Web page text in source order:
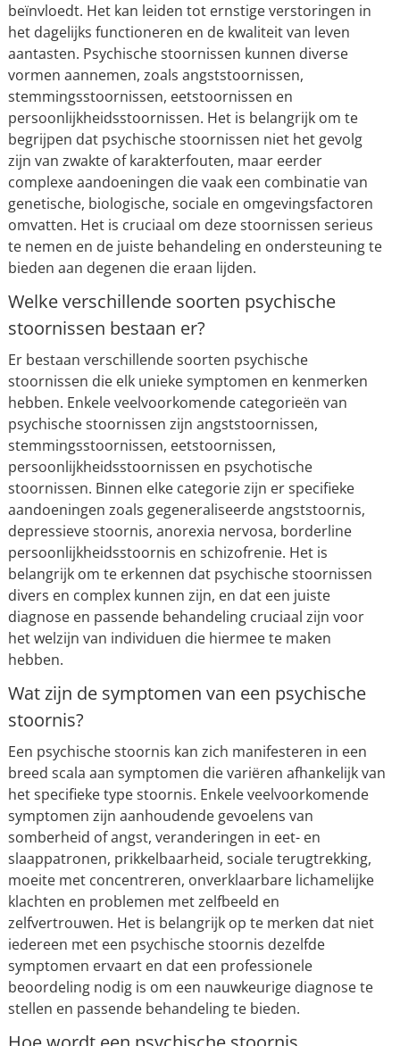
beïnvloedt. Het kan leiden tot ernstige verstoringen in
het dagelijks functioneren en de kwaliteit van leven
aantasten. Psychische stoornissen kunnen diverse
vormen aannemen, zoals angststoornissen,
stemmingsstoornissen, eetstoornissen en
persoonlijkheidsstoornissen. Het is belangrijk om te
begrijpen dat psychische stoornissen niet het gevolg
zijn van zwakte of karakterfouten, maar eerder
complexe aandoeningen die vaak een combinatie van
genetische, biologische, sociale en omgevingsfactoren
omvatten. Het is cruciaal om deze stoornissen serieus
te nemen en de juiste behandeling en ondersteuning te
bieden aan degenen die eraan lijden.
Welke verschillende soorten psychische
stoornissen bestaan er?
Er bestaan verschillende soorten psychische
stoornissen die elk unieke symptomen en kenmerken
hebben. Enkele veelvoorkomende categorieën van
psychische stoornissen zijn angststoornissen,
stemmingsstoornissen, eetstoornissen,
persoonlijkheidsstoornissen en psychotische
stoornissen. Binnen elke categorie zijn er specifieke
aandoeningen zoals gegeneraliseerde angststoornis,
depressieve stoornis, anorexia nervosa, borderline
persoonlijkheidsstoornis en schizofrenie. Het is
belangrijk om te erkennen dat psychische stoornissen
divers en complex kunnen zijn, en dat een juiste
diagnose en passende behandeling cruciaal zijn voor
het welzijn van individuen die hiermee te maken
hebben.
Wat zijn de symptomen van een psychische
stoornis?
Een psychische stoornis kan zich manifesteren in een
breed scala aan symptomen die variëren afhankelijk van
het specifieke type stoornis. Enkele veelvoorkomende
symptomen zijn aanhoudende gevoelens van
somberheid of angst, veranderingen in eet- en
slaappatronen, prikkelbaarheid, sociale terugtrekking,
moeite met concentreren, onverklaarbare lichamelijke
klachten en problemen met zelfbeeld en
zelfvertrouwen. Het is belangrijk op te merken dat niet
iedereen met een psychische stoornis dezelfde
symptomen ervaart en dat een professionele
beoordeling nodig is om een nauwkeurige diagnose te
stellen en passende behandeling te bieden.